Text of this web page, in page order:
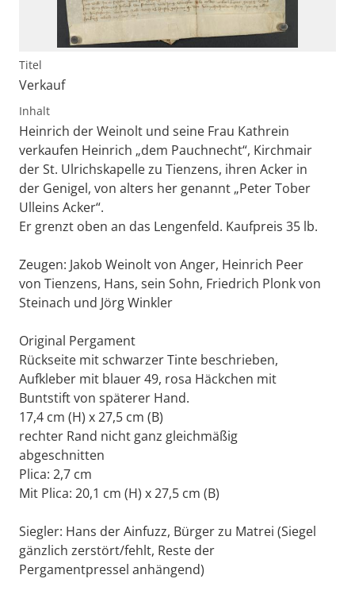
Titel
Verkauf
Inhalt
Heinrich der Weinolt und seine Frau Kathrein
verkaufen Heinrich „dem Pauchnecht“, Kirchmair
der St. Ulrichskapelle zu Tienzens, ihren Acker in
der Genigel, von alters her genannt „Peter Tober
Ulleins Acker“.
Er grenzt oben an das Lengenfeld. Kaufpreis 35 lb.
Zeugen: Jakob Weinolt von Anger, Heinrich Peer
von Tienzens, Hans, sein Sohn, Friedrich Plonk von
Steinach und Jörg Winkler
Original Pergament
Rückseite mit schwarzer Tinte beschrieben,
Aufkleber mit blauer 49, rosa Häckchen mit
Buntstift von späterer Hand.
17,4 cm (H) x 27,5 cm (B)
rechter Rand nicht ganz gleichmäßig
abgeschnitten
Plica: 2,7 cm
Mit Plica: 20,1 cm (H) x 27,5 cm (B)
Siegler: Hans der Ainfuzz, Bürger zu Matrei (Siegel
gänzlich zerstört/fehlt, Reste der
Pergamentpressel anhängend)